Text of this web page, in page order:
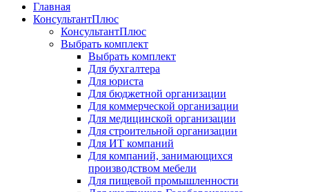
Главная
КонсультантПлюс
КонсультантПлюс
Выбрать комплект
Выбрать комплект
Для бухгалтера
Для юриста
Для бюджетной организации
Для коммерческой организации
Для медицинской организации
Для строительной организации
Для ИТ компаний
Для компаний, занимающихся
производством мебели
Для пищевой промышленности